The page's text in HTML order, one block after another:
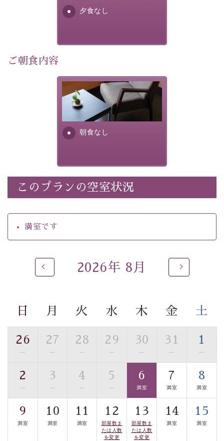
・館内着をご用意
・駐車場完備
・チェックイン15時、チェックアウト10時
自家源泉「美翠源泉」は酸化の進みが遅く新鮮で若返り
の効果が高い、極めて希有な源泉です。身も心も癒され
るご入浴をお愉しみください。
温泉の成分に合わせ、防菌防カビの特殊素材の畳を使
用。 足元が柔らかく、そして滑りにくい畳のお風呂で
ご了承のほどお願いいたします。
眺望はございませんが、源泉掛け流しの温泉の質を楽し
貸切温泉風呂
です。ゆったりといやされるプライベー
【旅】
■諏訪大社4社を巡る無料参拝バス
豊富な知識を持ったドライバー兼ガイドが諏訪大社をご
案内します。
事前ご予約制ですので、ご利用ご希望の方
は【3日前まで】にお電話ください。
※交通規制などにより運行できない日がございます
以上がプラン内容です。
上諏訪温泉“しんゆ”なら諏訪大社など歴史ある諏訪の街
夕食なし
ご朝食内容
朝食なし
朝食なし。ご朝食を付ける場
合は朝食付きのプランをお選
びくださいませ。
このプランの空室状況
満室です
2026年 8月
日 月 火 水 木 金 土
26
—
27
—
28
—
29
—
30
—
31
—
1
—
2
—
3
—
4
—
5
—
6
満室
7
満室
8
満室
9
満室
10
満室
11
満室
12
部屋数ま
たは人数
を変更
13
部屋数ま
たは人数
を変更
14
満室
15
満室